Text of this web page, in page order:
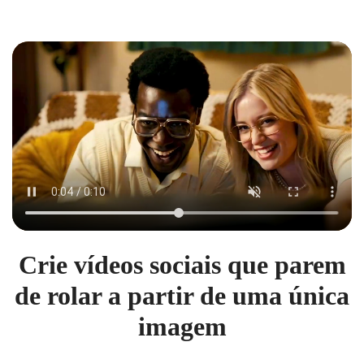
Crie vídeos sociais que parem
de rolar a partir de uma única
imagem